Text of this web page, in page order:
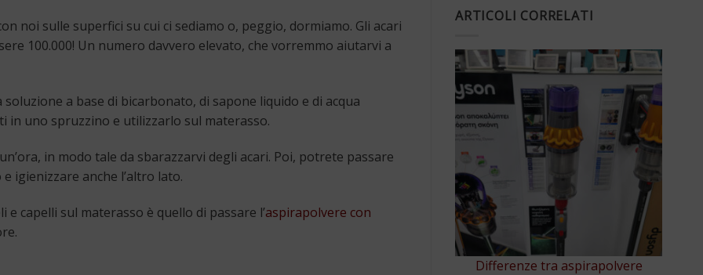
noi sulle superfici su cui ci sediamo o, peggio, dormiamo. Gli acari
100.000! Un numero davvero elevato, che vorremmo aiutarvi a
a base di bicarbonato, di sapone liquido e di acqua
in uno spruzzino e utilizzarlo sul materasso.
in modo tale da sbarazzarvi degli acari. Poi, potrete passare
igienizzare anche l’altro lato.
capelli sul materasso è quello di passare l’aspirapolvere con
ARTICOLI CORRELATI
Differenze tra aspirapolvere